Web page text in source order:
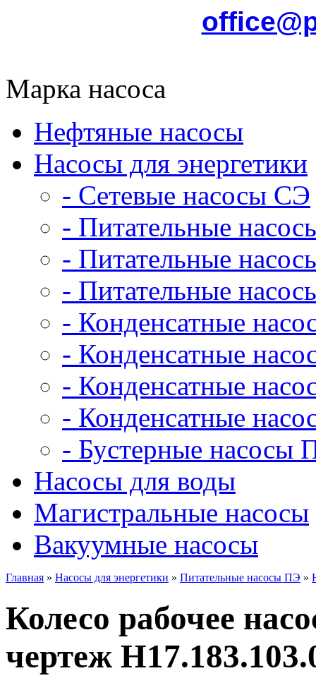
Марка насоса
Нефтяные насосы
Насосы для энергетики
- Сетевые насосы СЭ
- Питательные
- Питательные
- Питательные
- Конденсатные
- Конденсатные
- Конденсатные
- Конденсатные
- Бустерные насосы
Насосы для воды
Магистральные насосы
Вакуумные насосы
Главная » Насосы для энергетики » Питательные насосы ПЭ »
Колесо рабочее
чертеж